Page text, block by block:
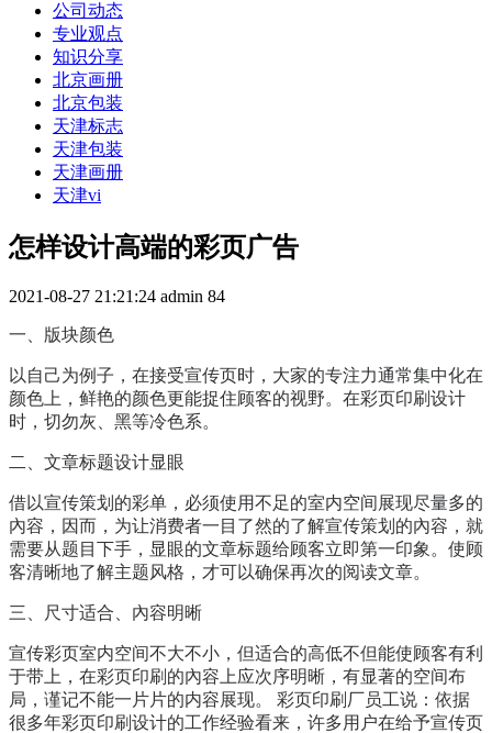
公司动态
专业观点
知识分享
北京画册
北京包装
天津标志
天津包装
天津画册
天津vi
怎样设计高端的彩页广告
2021-08-27 21:21:24 admin 84
一、版块颜色
以自己为例子，在接受宣传页时，大家的专注力通常集中化在
颜色上，鲜艳的颜色更能捉住顾客的视野。在彩页印刷设计
时，切勿灰、黑等冷色系。
二、文章标题设计显眼
借以宣传策划的彩单，必须使用不足的室内空间展现尽量多的
內容，因而，为让消费者一目了然的了解宣传策划的內容，就
需要从题目下手，显眼的文章标题给顾客立即第一印象。使顾
客清晰地了解主题风格，才可以确保再次的阅读文章。
三、尺寸适合、內容明晰
宣传彩页室内空间不大不小，但适合的高低不但能使顾客有利
于带上，在彩页印刷的內容上应次序明晰，有显著的空间布
局，谨记不能一片片的内容展现。 彩页印刷厂员工说：依据
很多年彩页印刷设计的工作经验看来，许多用户在给予宣传页